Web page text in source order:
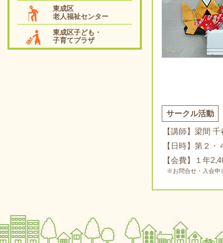
東成区
老人福祉センター
東成区子ども・
子育てプラザ
サークル活動
【講師】梁間
【日時】第２
【会費】１年
※お問合せ・入会申